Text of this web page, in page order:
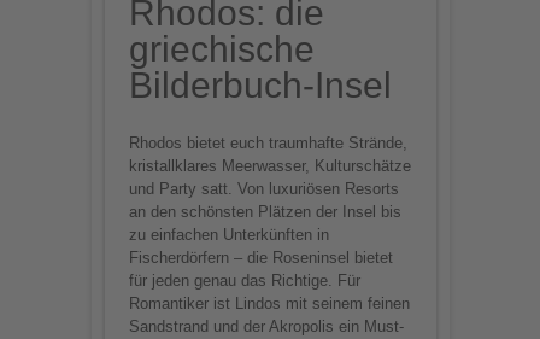
Rhodos: die
griechische
Bilderbuch-Insel
Rhodos bietet euch traumhafte Strände,
kristallklares Meerwasser, Kulturschätze
und Party satt. Von luxuriösen Resorts
an den schönsten Plätzen der Insel bis
zu einfachen Unterkünften in
Fischerdörfern – die Roseninsel bietet
für jeden genau das Richtige. Für
Romantiker ist Lindos mit seinem feinen
Sandstrand und der Akropolis ein Must-